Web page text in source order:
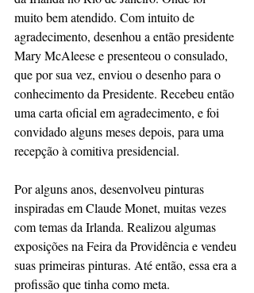
muito bem atendido. Com intuito de
agradecimento, desenhou a então presidente
Mary McAleese e presenteou o consulado,
que por sua vez, enviou o desenho para o
conhecimento da Presidente. Recebeu então
uma carta oficial em agradecimento, e foi
convidado alguns meses depois, para uma
recepção à comitiva presidencial.
Por alguns anos, desenvolveu pinturas
inspiradas em Claude Monet, muitas vezes
com temas da Irlanda. Realizou algumas
exposições na Feira da Providência e vendeu
suas primeiras pinturas. Até então, essa era a
profissão que tinha como meta.